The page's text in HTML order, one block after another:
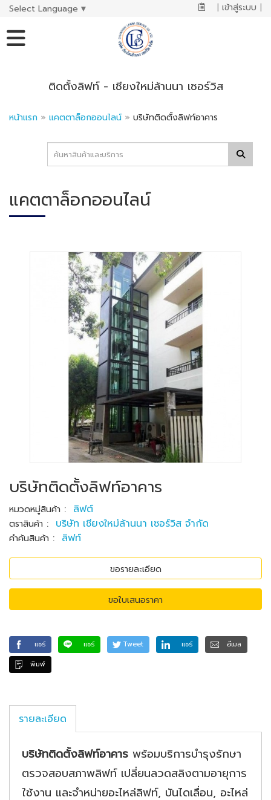
Select Language ▼ | เข้าสู่ระบบ |
ติดตั้งลิฟท์ - เชียงใหม่ล้านนา เซอร์วิส
หน้าแรก » แคตตาล็อกออนไลน์ » บริษัทติดตั้งลิฟท์อาคาร
แคตตาล็อกออนไลน์
บริษัทติดตั้งลิฟท์อาคาร
หมวดหมู่สินค้า : ลิฟต์
ตราสินค้า : บริษัท เชียงใหม่ล้านนา เซอร์วิส จำกัด
คำค้นสินค้า : ลิฟท์
ขอรายละเอียด
ขอใบเสนอราคา
แชร์ แชร์ Tweet แชร์
อีเมล
พิมพ์
รายละเอียด
บริษัทติดตั้งลิฟท์อาคาร พร้อมบริการบำรุงรักษา
ตรวจสอบสภาพลิฟท์ เปลี่ยนลวดสลิงตามอายุการ
ใช้งาน และจำหน่ายอะไหล่ลิฟท์, บันไดเลื่อน, อะไหล่